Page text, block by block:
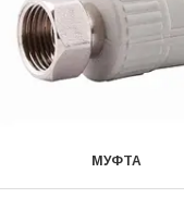
МУФТА